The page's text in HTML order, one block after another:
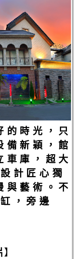
的時光，只
備新穎，館
車庫，超大
計匠心獨
與藝術。不
，旁邊
】